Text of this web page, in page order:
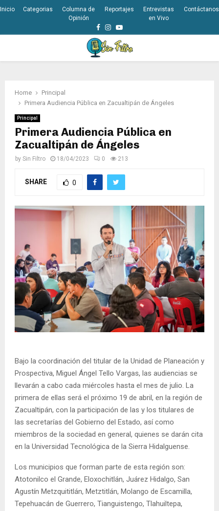
Inicio Categorias
Columna de
Opinión
Reportajes
Entrevistas
en Vivo
Contáctanos
Facebook
Instagram
Youtube
Home
Principal
Primera Audiencia Pública en Zacualtipán de Ángeles
Principal
Primera Audiencia Pública en
Zacualtipán de Ángeles
by Sin Filtro 18/04/2023 0 213
SHARE 0
Bajo la coordinación del titular de la Unidad de Planeación y
Prospectiva, Miguel Ángel Tello Vargas, las audiencias se
llevarán a cabo cada miércoles hasta el mes de julio. La
primera de ellas será el próximo 19 de abril, en la región de
Zacualtipán, con la participación de las y los titulares de
las secretarías del Gobierno del Estado, así como
miembros de la sociedad en general, quienes se darán cita
en la Universidad Tecnológica de la Sierra Hidalguense.
Los municipios que forman parte de esta región son:
Atotonilco el Grande, Eloxochitlán, Juárez Hidalgo, San
Agustín Metzquititlán, Metztitlán, Molango de Escamilla,
Tepehuacán de Guerrero, Tianguistengo, Tlahuiltepa,